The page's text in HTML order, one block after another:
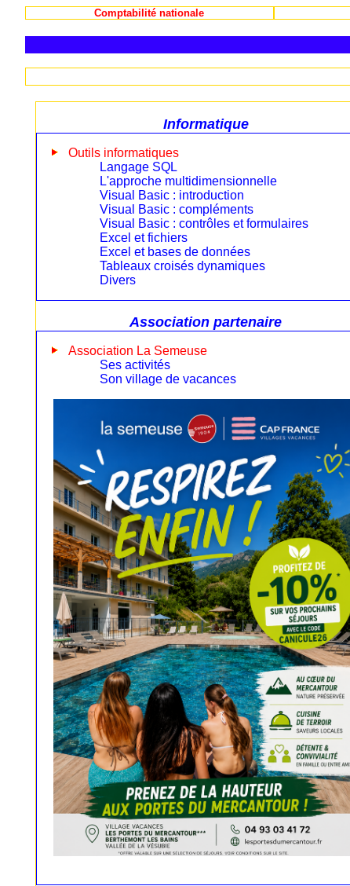
Comptabilité nationale
Informatique
Outils informatiques
Langage SQL
L'approche multidimensionnelle
Visual Basic : introduction
Visual Basic : compléments
Visual Basic : contrôles et formulaires
Excel et fichiers
Excel et bases de données
Tableaux croisés dynamiques
Divers
Association partenaire
Association La Semeuse
Ses activités
Son village de vacances